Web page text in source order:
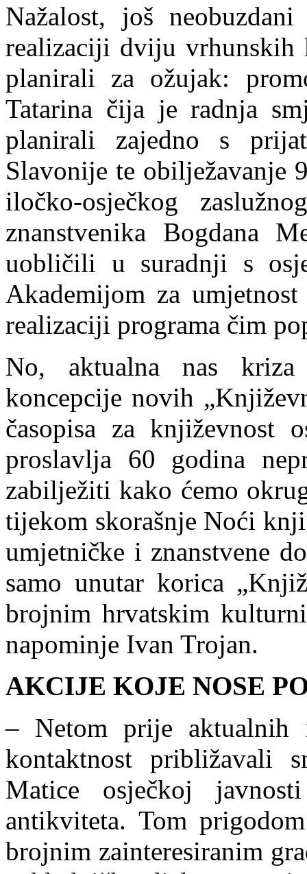
Nažalost, još
realizaciji dviju vrhunskih
planirali za ožujak:
Tatarina čija je radnja
planirali zajedno s
Slavonije te obilježavanje
iločko-osječkog
znanstvenika Bogdana
uobličili u suradnji s
Akademijom za
realizaciji programa čim
No, aktualna nas
koncepcije novih
časopisa za književnost
proslavlja 60 godina
zabilježiti kako ćemo
tijekom skorašnje Noći
umjetničke i znanstvene
samo unutar korica
brojnim hrvatskim
napominje Ivan Trojan.
AKCIJE KOJE NOSE
– Netom prije aktualnih
kontaktnost približavali
Matice osječkoj
antikviteta. Tom
brojnim zainteresiranim